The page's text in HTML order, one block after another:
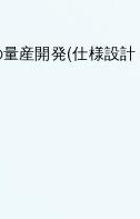
産開発(仕様設